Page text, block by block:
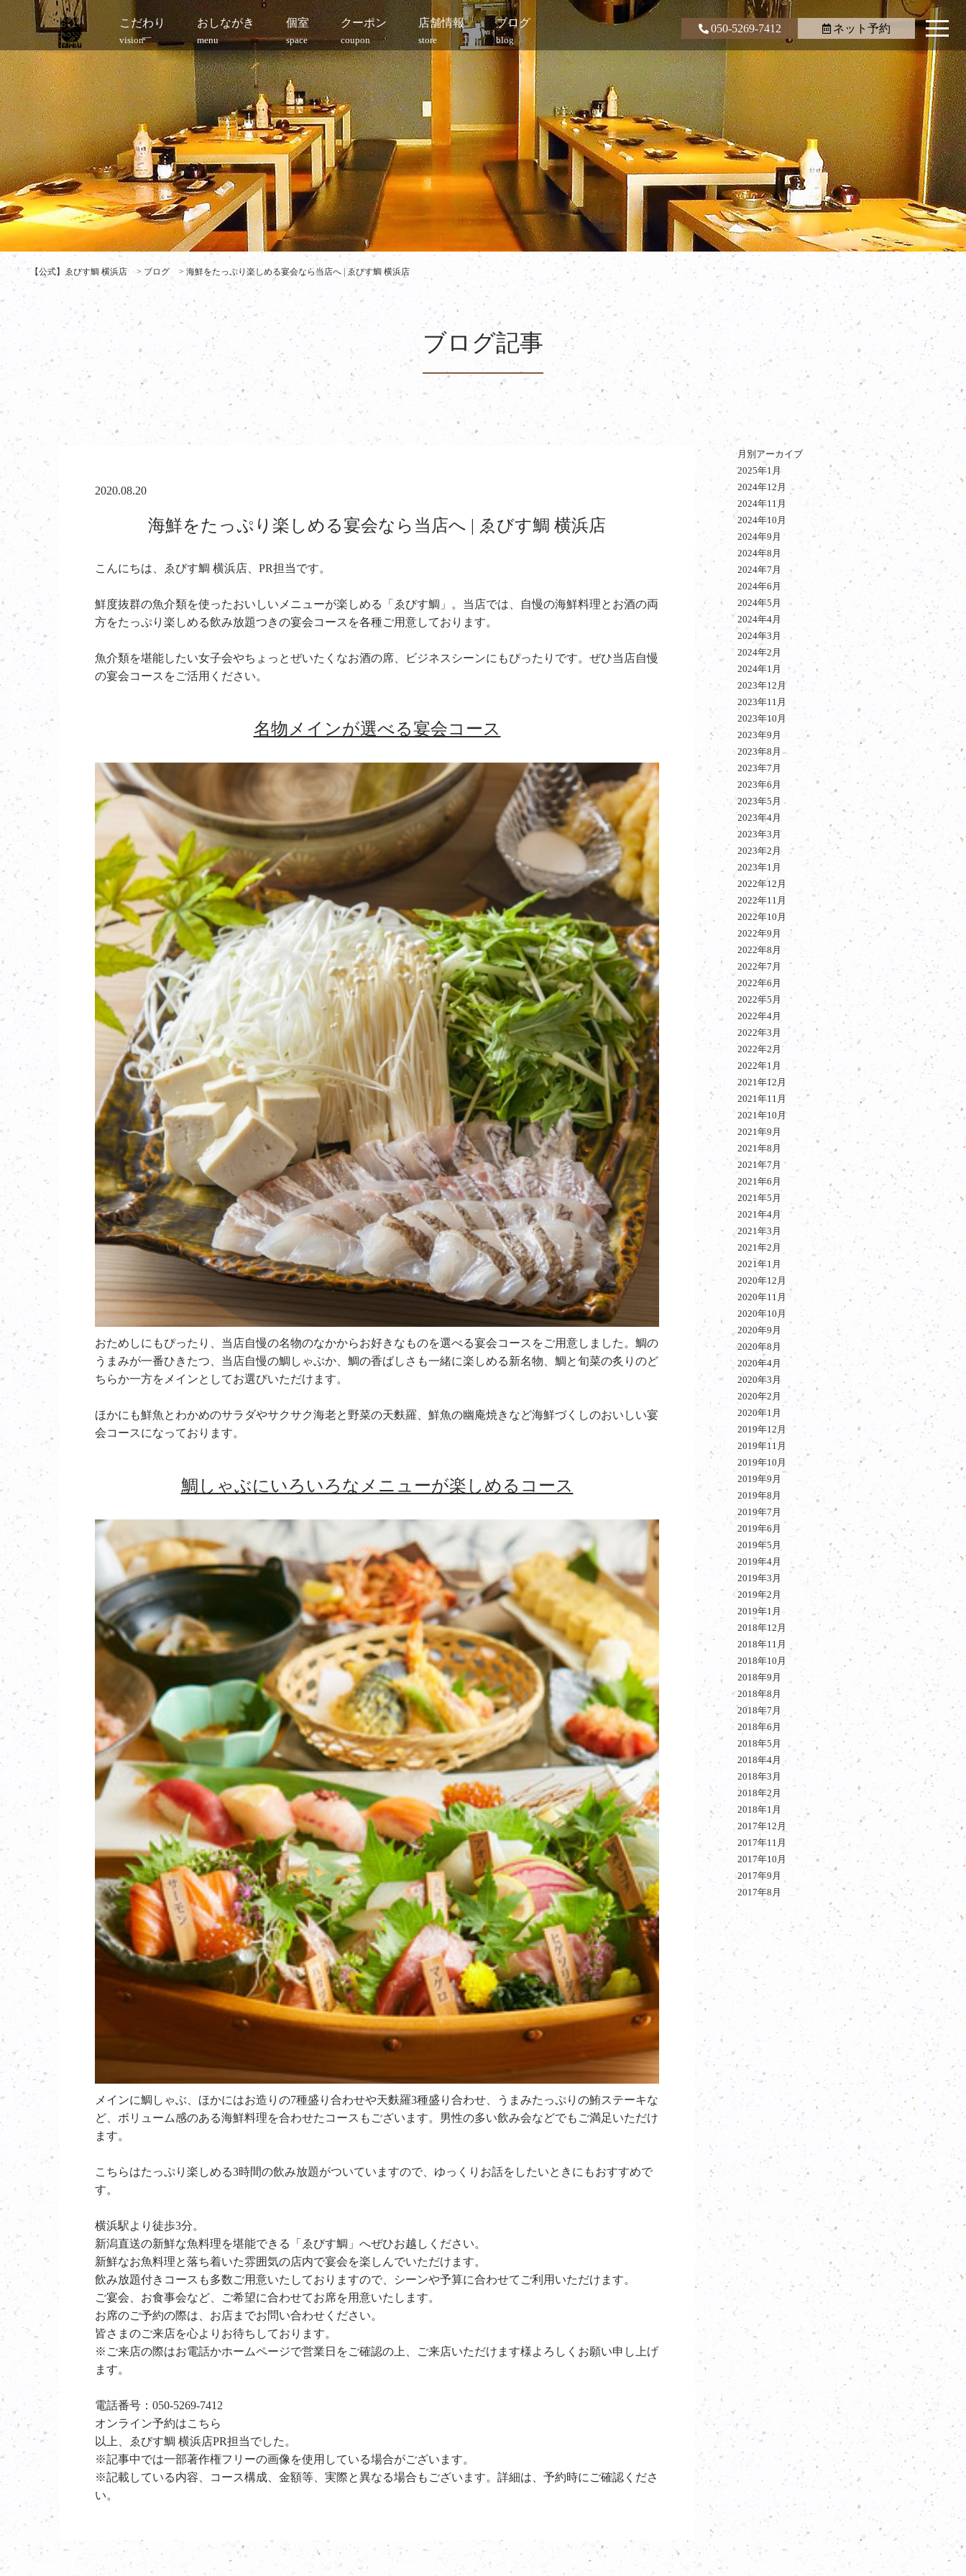
こだわり
vision
おしながき
menu
個室
space
クーポン
coupon
店舗情報
store
ブログ
blog
050-5269-7412 ネット予約
【公式】ゑびす鯛 横浜店 > ブログ > 海鮮をたっぷり楽しめる宴会なら当店へ | ゑびす鯛 横浜店
ブログ記事
2020.08.20
海鮮をたっぷり楽しめる宴会なら当店へ | ゑびす鯛 横浜店
こんにちは、ゑびす鯛 横浜店、PR担当です。
鮮度抜群の魚介類を使ったおいしいメニューが楽しめる「ゑびす鯛」。当店では、自慢の海鮮料理とお酒の両
方をたっぷり楽しめる飲み放題つきの宴会コースを各種ご用意しております。
魚介類を堪能したい女子会やちょっとぜいたくなお酒の席、ビジネスシーンにもぴったりです。ぜひ当店自慢
の宴会コースをご活用ください。
名物メインが選べる宴会コース
おためしにもぴったり、当店自慢の名物のなかからお好きなものを選べる宴会コースをご用意しました。鯛の
うまみが一番ひきたつ、当店自慢の鯛しゃぶか、鯛の香ばしさも一緒に楽しめる新名物、鯛と旬菜の炙りのど
ちらか一方をメインとしてお選びいただけます。
ほかにも鮮魚とわかめのサラダやサクサク海老と野菜の天麩羅、鮮魚の幽庵焼きなど海鮮づくしのおいしい宴
会コースになっております。
鯛しゃぶにいろいろなメニューが楽しめるコース
メインに鯛しゃぶ、ほかにはお造りの7種盛り合わせや天麩羅3種盛り合わせ、うまみたっぷりの鮪ステーキな
ど、ボリューム感のある海鮮料理を合わせたコースもございます。男性の多い飲み会などでもご満足いただけ
ます。
こちらはたっぷり楽しめる3時間の飲み放題がついていますので、ゆっくりお話をしたいときにもおすすめで
す。
横浜駅より徒歩3分。
新潟直送の新鮮な魚料理を堪能できる「ゑびす鯛」へぜひお越しください。
新鮮なお魚料理と落ち着いた雰囲気の店内で宴会を楽しんでいただけます。
飲み放題付きコースも多数ご用意いたしておりますので、シーンや予算に合わせてご利用いただけます。
ご宴会、お食事会など、ご希望に合わせてお席を用意いたします。
お席のご予約の際は、お店までお問い合わせください。
皆さまのご来店を心よりお待ちしております。
※ご来店の際はお電話かホームページで営業日をご確認の上、ご来店いただけます様よろしくお願い申し上げ
ます。
電話番号： 050-5269-7412
オンライン予約はこちら
以上、ゑびす鯛 横浜店PR担当でした。
※記事中では一部著作権フリーの画像を使用している場合がございます。
※記載している内容、コース構成、金額等、実際と異なる場合もございます。詳細は、予約時にご確認くださ
い。
月別アーカイブ
2025年1月
2024年12月
2024年11月
2024年10月
2024年9月
2024年8月
2024年7月
2024年6月
2024年5月
2024年4月
2024年3月
2024年2月
2024年1月
2023年12月
2023年11月
2023年10月
2023年9月
2023年8月
2023年7月
2023年6月
2023年5月
2023年4月
2023年3月
2023年2月
2023年1月
2022年12月
2022年11月
2022年10月
2022年9月
2022年8月
2022年7月
2022年6月
2022年5月
2022年4月
2022年3月
2022年2月
2022年1月
2021年12月
2021年11月
2021年10月
2021年9月
2021年8月
2021年7月
2021年6月
2021年5月
2021年4月
2021年3月
2021年2月
2021年1月
2020年12月
2020年11月
2020年10月
2020年9月
2020年8月
2020年4月
2020年3月
2020年2月
2020年1月
2019年12月
2019年11月
2019年10月
2019年9月
2019年8月
2019年7月
2019年6月
2019年5月
2019年4月
2019年3月
2019年2月
2019年1月
2018年12月
2018年11月
2018年10月
2018年9月
2018年8月
2018年7月
2018年6月
2018年5月
2018年4月
2018年3月
2018年2月
2018年1月
2017年12月
2017年11月
2017年10月
2017年9月
2017年8月